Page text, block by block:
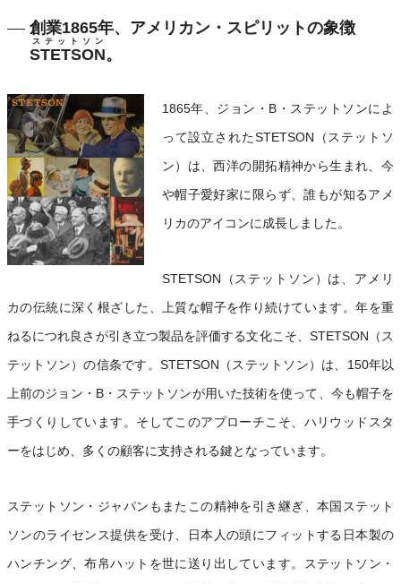
創業1865年、アメリカン・スピリットの象徴
STETSON
ステットソン
。
1865年、ジョン・B・ステットソンによ
って設立されたSTETSON（ステットソ
ン）は、西洋の開拓精神から生まれ、今
や帽子愛好家に限らず、誰もが知るアメ
リカのアイコンに成長しました。
STETSON（ステットソン）は、アメリ
カの伝統に深く根ざした、上質な帽子を作り続けています。年を重
ねるにつれ良さが引き立つ製品を評価する文化こそ、STETSON（ス
テットソン）の信条です。STETSON（ステットソン）は、150年以
上前のジョン・B・ステットソンが用いた技術を使って、今も帽子を
手づくりしています。そしてこのアプローチこそ、ハリウッドスタ
ーをはじめ、多くの顧客に支持される鍵となっています。
ステットソン・ジャパンもまたこの精神を引き継ぎ、本国ステット
ソンのライセンス提供を受け、日本人の頭にフィットする日本製の
ハンチング、布帛ハットを世に送り出しています。ステットソン・